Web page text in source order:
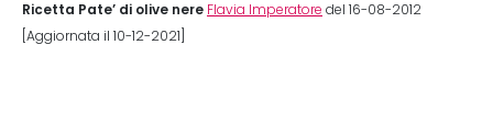
Ricetta Pate’ di olive nere Flavia Imperatore del 16-08-2012
[Aggiornata il 10-12-2021]